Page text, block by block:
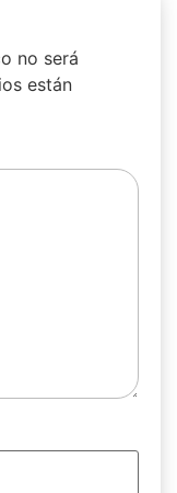
no será
están